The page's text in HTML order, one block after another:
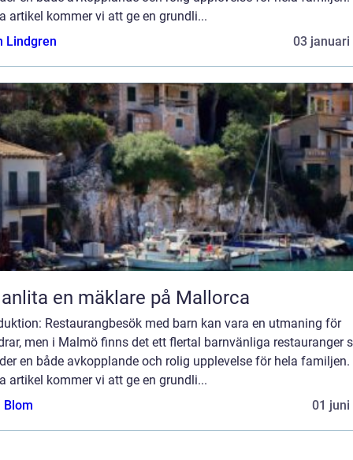
artikel kommer vi att ge en grundli...
Lindgren
03 januari
en mäklare på Mallorca
Restaurangbesök med barn kan vara en utmaning för
men i Malmö finns det ett flertal barnvänliga restauranger
en både avkopplande och rolig upplevelse för hela familjen.
artikel kommer vi att ge en grundli...
Blom
01 juni